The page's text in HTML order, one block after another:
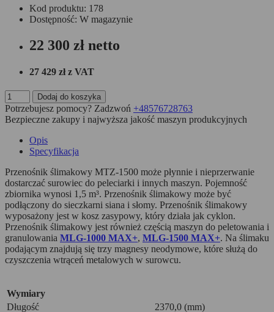
Kod produktu: 178
Dostępność: W magazynie
22 300 zł netto
27 429 złz VAT
Dodaj do koszyka
Potrzebujesz pomocy? Zadzwoń +48576728763
Bezpieczne zakupy i najwyższa jakość maszyn produkcyjnych
Opis
Specyfikacja
Przenośnik ślimakowy MTZ-1500 może płynnie i nieprzerwanie
dostarczać surowiec do peleciarki i innych maszyn. Pojemność
zbiornika wynosi 1,5 m³. Przenośnik ślimakowy może być
podłączony do sieczkarni siana i słomy. Przenośnik ślimakowy
wyposażony jest w kosz zasypowy, który działa jak cyklon.
Przenośnik ślimakowy jest również częścią maszyn do peletowania i
granulowania MLG-1000 MAX+, MLG-1500 MAX+. Na ślimaku
podającym znajdują się trzy magnesy neodymowe, które służą do
czyszczenia wtrąceń metalowych w surowcu.
Wymiary
Długość
2370,0 (mm)